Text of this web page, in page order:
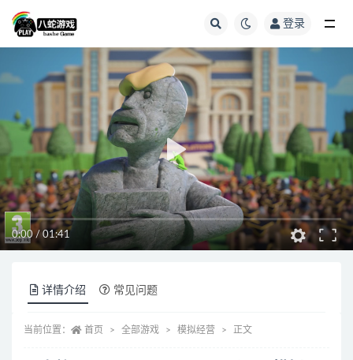
登录
0:00/ 01:41
详情介绍 常见问题
当前位置： 首页 全部游戏 模拟经营 正文